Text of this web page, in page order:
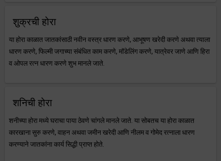
शुक्रची होरा
या होरा काळात जातकांसाठी नवीन वस्त्र धारण करणे, आभूषण खरेदी करणे अथवा त्याला
धारण करणे, फिल्मी जगाच्या संबंधित काम करणे, मॉडेलिंग करणे, यात्रेवर जाणे आणि हिरा
व ओपल रत्न धारण करणे शुभ मानले जाते.
शनिची होरा
शनीच्या होरा मध्ये घराचा पाया ठेवणे चांगले मानले जाते. या सोबतच या होरा काळात
कारखाना सुरु करणे, वाहन अथवा जमीन खरेदी आणि नीलम व गोमेद रत्नाला धारण
करण्याने जातकांना कार्य सिद्धी प्राप्त होते.